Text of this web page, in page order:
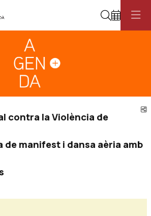
Cerca
contra la Violència de
de manifest i dansa aèria amb